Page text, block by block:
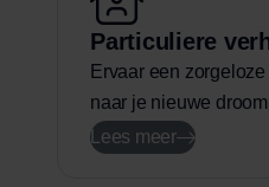
Particuliere
Ervaar een
naar je nieuwe
Lees meer